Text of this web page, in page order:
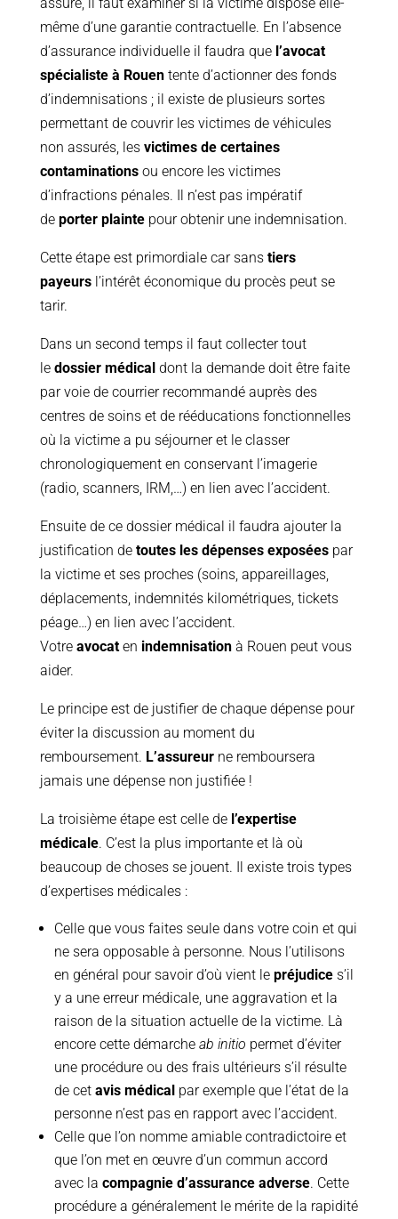
même d’une garantie contractuelle. En l’absence
d’assurance individuelle il faudra que l’avocat
spécialiste à Rouen tente d’actionner des fonds
d’indemnisations ; il existe de plusieurs sortes
permettant de couvrir les victimes de véhicules
non assurés, les victimes de certaines
contaminations ou encore les victimes
d’infractions pénales. Il n’est pas impératif
de porter plainte pour obtenir une indemnisation.
Cette étape est primordiale car sans tiers
payeurs l’intérêt économique du procès peut se
tarir.
Dans un second temps il faut collecter tout
le dossier médical dont la demande doit être faite
par voie de courrier recommandé auprès des
centres de soins et de rééducations fonctionnelles
où la victime a pu séjourner et le classer
chronologiquement en conservant l’imagerie
(radio, scanners, IRM,…) en lien avec l’accident.
Ensuite de ce dossier médical il faudra ajouter la
justification de toutes les dépenses exposées par
la victime et ses proches (soins, appareillages,
déplacements, indemnités kilométriques, tickets
péage…) en lien avec l’accident.
Votre avocat en indemnisation à Rouen peut vous
aider.
Le principe est de justifier de chaque dépense pour
éviter la discussion au moment du
remboursement. L’assureur ne remboursera
jamais une dépense non justifiée !
La troisième étape est celle de l’expertise
médicale. C’est la plus importante et là où
beaucoup de choses se jouent. Il existe trois types
d’expertises médicales :
Celle que vous faites seule dans votre coin et qui
ne sera opposable à personne. Nous l’utilisons
en général pour savoir d’où vient le préjudice s’il
y a une erreur médicale, une aggravation et la
raison de la situation actuelle de la victime. Là
encore cette démarche ab initio permet d’éviter
une procédure ou des frais ultérieurs s’il résulte
de cet avis médical par exemple que l’état de la
personne n’est pas en rapport avec l’accident.
Celle que l’on nomme amiable contradictoire et
que l’on met en œuvre d’un commun accord
avec la compagnie d’assurance adverse. Cette
procédure a généralement le mérite de la rapidité